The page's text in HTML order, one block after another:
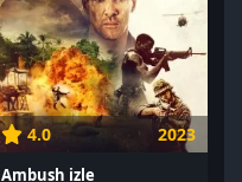
4.0 2023
Ambush izle